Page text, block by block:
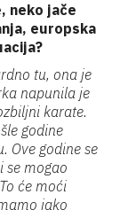
neko jače
europska
tu, ona je
napunila je
karate.
godine
Ove godine se
se mogao
će moći
jako